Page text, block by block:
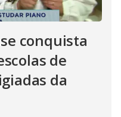
conquista
de
da